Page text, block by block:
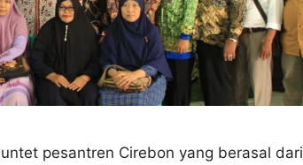
pesantren Cirebon yang berasal dari